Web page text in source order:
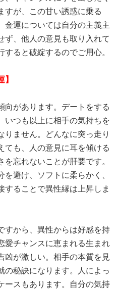
すが、この甘い誘惑に乗る
金運については自分の主義主
ず、他人の意見も取り入れて
ると破綻するのでご用心。
向があります。デートをする
いつも以上に相手の気持ちを
りません。どんなに突っ走り
ても、人の意見に耳を傾ける
忘れないことが肝要です。
避け、ソフトに柔らかく、
することで異性縁は上昇しま
すから、異性からは好感を持
愛チャンスに恵まれる生まれ
凶が激しい。相手の本質を見
の秘訣になります。人によっ
ースもあります。自分の気持